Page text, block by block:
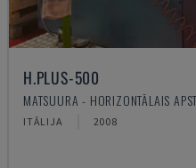
H.PLUS-500
MATSUURA - HORIZONTĀLAIS
ITĀLIJA 2008